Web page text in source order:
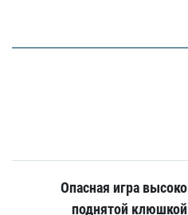
Опасная игра высоко
поднятой клюшкой